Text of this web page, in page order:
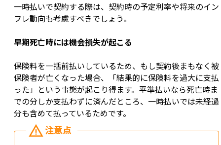
一時払いで契約する際は、契約時の予定利率や将来のイン
フレ動向も考慮すべきでしょう。
早期死亡時には機会損失が起こる
保険料を一括前払いしているため、もし契約後まもなく被
保険者が亡くなった場合、「結果的に保険料を過大に支払
った」という事態が起こり得ます。平準払いなら死亡時ま
での分しか支払わずに済んだところ、一時払いでは未経過
分も含めて払っているためです。